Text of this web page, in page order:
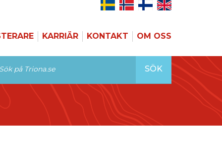
KARRIÄR KONTAKT OM OSS
SÖK